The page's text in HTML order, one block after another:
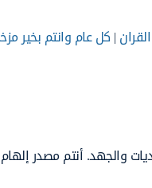
|كل عام وانتم بخير
والجهد. أنتم مصدر